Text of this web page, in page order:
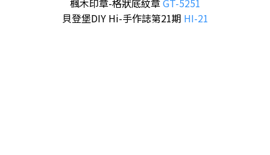
楓木印章-格狀底紋章GT-5251
貝登堡DIY Hi-手作誌第21期 HI-21